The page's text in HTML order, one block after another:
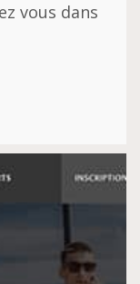
vous dans